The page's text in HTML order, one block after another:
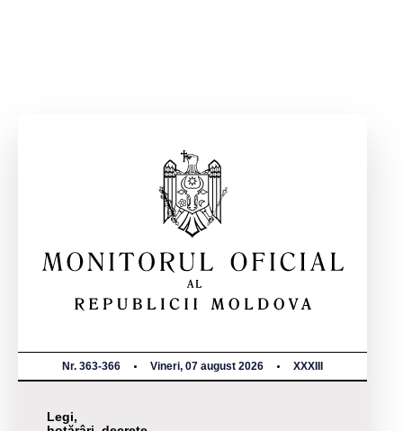
Nr. 363-366 Vineri, 07 august 2026 XXXIII
Legi,